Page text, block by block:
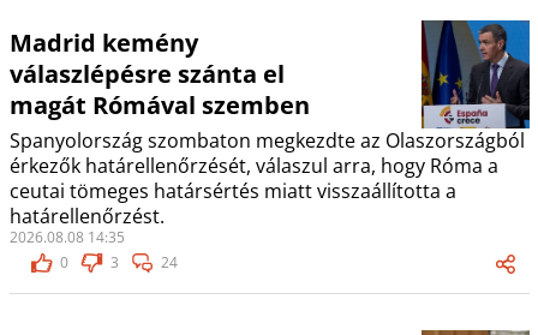
Madrid kemény
válaszlépésre szánta el
magát Rómával szemben
Spanyolország szombaton megkezdte az Olaszországból
érkezők határellenőrzését, válaszul arra, hogy Róma a
ceutai tömeges határsértés miatt visszaállította a
határellenőrzést.
2026.08.08 14:35
0
3 24